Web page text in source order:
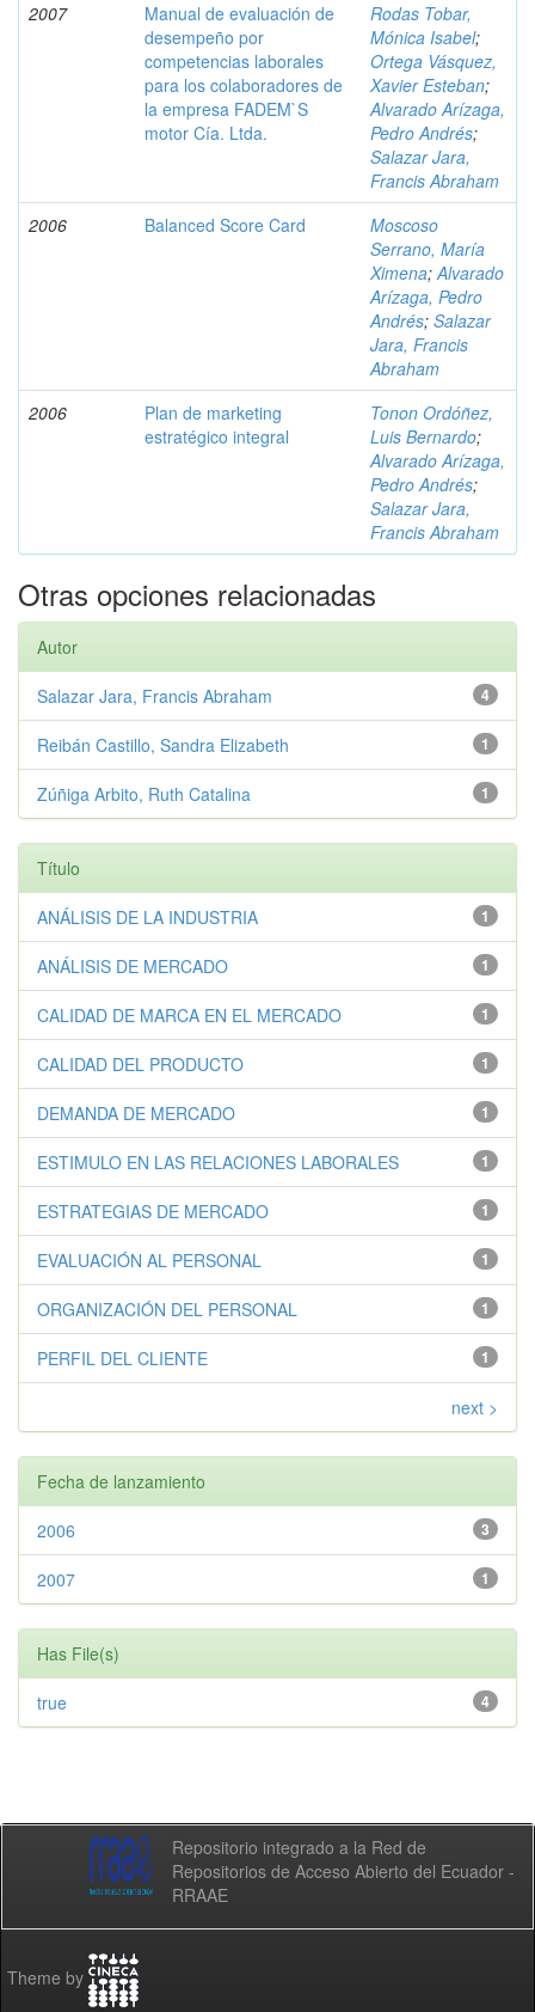
2007
Manual de evaluación de
desempeño por
competencias laborales
para los colaboradores de
la empresa FADEM`S
motor Cía. Ltda.
Rodas Tobar,
Mónica Isabel;
Ortega Vásquez,
Xavier Esteban;
Alvarado Arízaga,
Pedro Andrés;
Salazar Jara,
Francis Abraham
2006
Balanced Score Card
Moscoso
Serrano, María
Ximena;Alvarado
Arízaga, Pedro
Andrés; Salazar
Jara, Francis
Abraham
2006
Plan de marketing
estratégico integral
Tonon Ordóñez,
Luis Bernardo;
Alvarado Arízaga,
Pedro Andrés;
Salazar Jara,
Francis Abraham
Otras opciones relacionadas
Autor
4
Salazar Jara, Francis Abraham
1
Reibán Castillo, Sandra Elizabeth
1
Zúñiga Arbito, Ruth Catalina
Título
1
ANÁLISIS DE LA INDUSTRIA
1
ANÁLISIS DE MERCADO
1
CALIDAD DE MARCA EN EL MERCADO
1
CALIDAD DEL PRODUCTO
1
DEMANDA DE MERCADO
1
ESTIMULO EN LAS RELACIONES LABORALES
1
ESTRATEGIAS DE MERCADO
1
EVALUACIÓN AL PERSONAL
1
ORGANIZACIÓN DEL PERSONAL
1
PERFIL DEL CLIENTE
next >
Fecha de lanzamiento
3
2006
1
2007
Has File(s)
4
true
Repositorio integrado a la Red de
Repositorios de Acceso Abierto del Ecuador -
RRAAE
Theme by